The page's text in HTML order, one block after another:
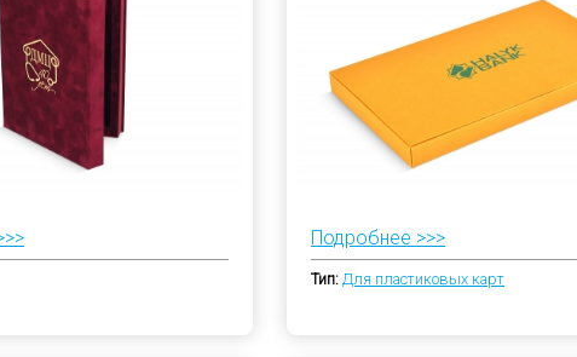
Подробнее >>>
Тип: Для пластиковых карт